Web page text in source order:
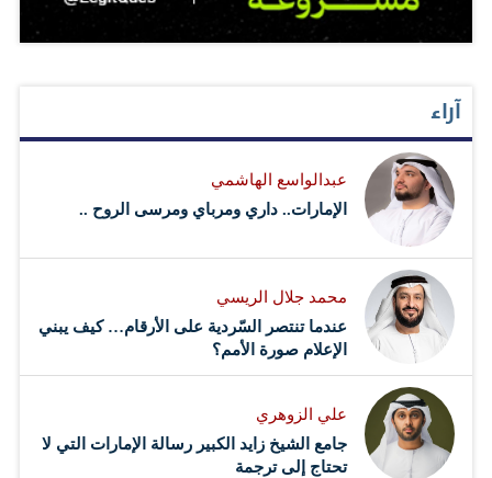
آراء
عبدالواسع الهاشمي
الإمارات.. داري ومرباي ومرسى الروح ..
محمد جلال الريسي
عندما تنتصر السّردية على الأرقام… كيف يبني
الإعلام صورة الأمم؟
علي الزوهري
جامع الشيخ زايد الكبير رسالة الإمارات التي لا
تحتاج إلى ترجمة